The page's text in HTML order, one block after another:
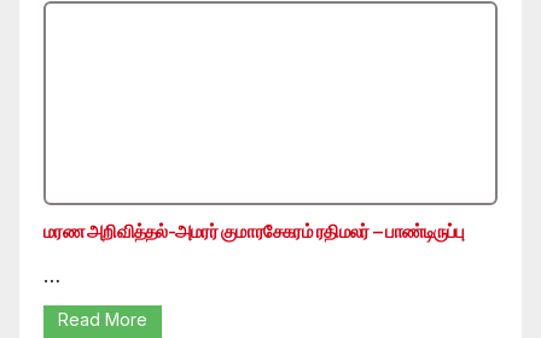
மரண அறிவித்தல்-அமரர் குமாரசேகரம் ரதிமலர் – பாண்டிருப்பு
…
Read More